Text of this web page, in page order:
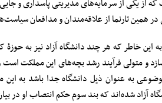
از یکی از سرمایه‌های مدیریتی پاسداری و
در همین تارنما از علاقه‌مندان و مدافعان
به این خاطر که هر چند دانشگاه آزاد نیز به
و متولی فرآیند رشد بچه‌های این مملکت است
به عنوان ذیل دانشگاه جدا باشد به این
آزاد شده‌اند که بند سوم حکم انتصاب او در